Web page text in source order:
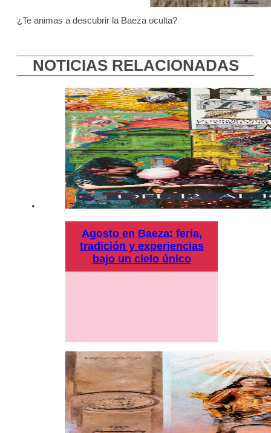
¿Te animas a descubrir la Baeza oculta?
NOTICIAS RELACIONADAS
Agosto en Baeza: feria,
tradición y experiencias
bajo un cielo único